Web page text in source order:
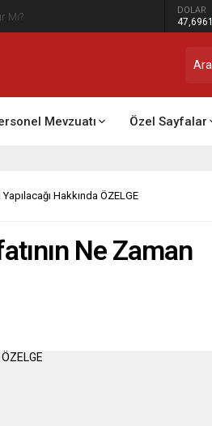
Mı? DOLAR
47,6961
Mevzuatı Özel Sayfalar
Hakkında ÖZELGE
Ne Zaman